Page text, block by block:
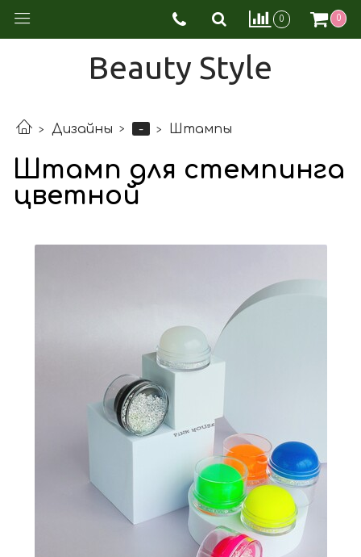
0 0
Beauty Style
Дизайны - Штампы
Штамп для стемпинга
цветной